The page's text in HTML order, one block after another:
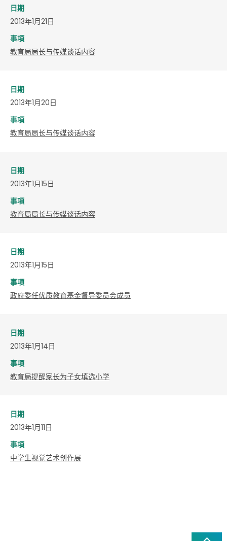
日期
2013年1月21日
事項
教育局局长与传媒谈话内容
日期
2013年1月20日
事項
教育局局长与传媒谈话内容
日期
2013年1月15日
事項
教育局局长与传媒谈话内容
日期
2013年1月15日
事項
政府委任优质教育基金督导委员会成员
日期
2013年1月14日
事項
教育局提醒家长为子女填选小学
日期
2013年1月11日
事項
中学生视觉艺术创作展